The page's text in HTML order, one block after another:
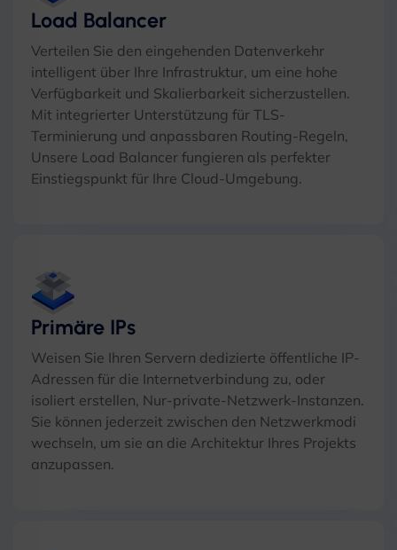
Load Balancer
Verteilen Sie den eingehenden Datenverkehr
intelligent über Ihre Infrastruktur, um eine hohe
Verfügbarkeit und Skalierbarkeit sicherzustellen.
Mit integrierter Unterstützung für TLS-
Terminierung und anpassbaren Routing-Regeln,
Unsere Load Balancer fungieren als perfekter
Einstiegspunkt für Ihre Cloud-Umgebung.
Primäre IPs
Weisen Sie Ihren Servern dedizierte öffentliche IP-
Adressen für die Internetverbindung zu, oder
isoliert erstellen, Nur-private-Netzwerk-Instanzen.
Sie können jederzeit zwischen den Netzwerkmodi
wechseln, um sie an die Architektur Ihres Projekts
anzupassen.